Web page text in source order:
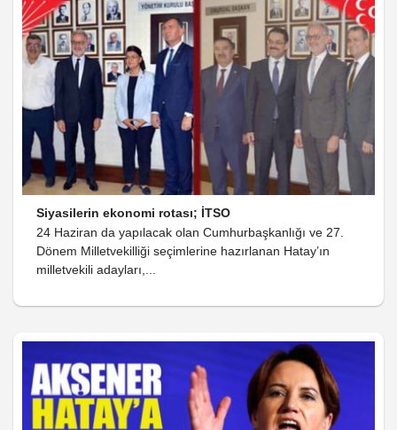
Siyasilerin ekonomi rotası; İTSO
24 Haziran da yapılacak olan Cumhurbaşkanlığı ve 27.
Dönem Milletvekilliği seçimlerine hazırlanan Hatay’ın
milletvekili adayları,...